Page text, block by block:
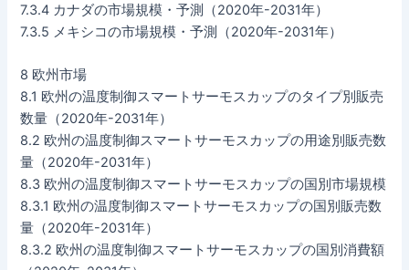
7.3.4 カナダの市場規模・予測（2020年-2031年）
7.3.5 メキシコの市場規模・予測（2020年-2031年）
8 欧州市場
8.1 欧州の温度制御スマートサーモスカップのタイプ別販売
数量（2020年-2031年）
8.2 欧州の温度制御スマートサーモスカップの用途別販売数
量（2020年-2031年）
8.3 欧州の温度制御スマートサーモスカップの国別市場規模
8.3.1 欧州の温度制御スマートサーモスカップの国別販売数
量（2020年-2031年）
8.3.2 欧州の温度制御スマートサーモスカップの国別消費額